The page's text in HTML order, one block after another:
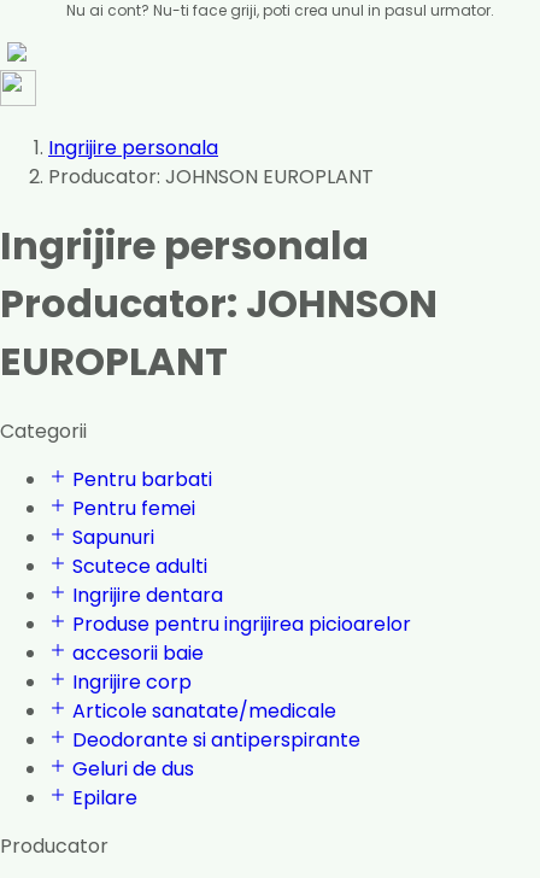
Nu ai cont? Nu-ti face griji, poti crea unul in pasul urmator.
Ingrijire personala
Producator: JOHNSON EUROPLANT
Ingrijire personala
Producator: JOHNSON
EUROPLANT
Categorii
Pentru barbati
Pentru femei
Sapunuri
Scutece adulti
Ingrijire dentara
Produse pentru ingrijirea picioarelor
accesorii baie
Ingrijire corp
Articole sanatate/medicale
Deodorante si antiperspirante
Geluri de dus
Epilare
Producator